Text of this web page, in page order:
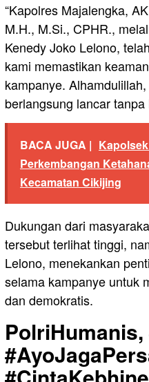
“Kapolres Majalengka,
M.H., M.Si., CPHR.,
Kenedy Joko Lelono,
kami memastikan
kampanye.
berlangsung lancar
BACA JUGA |
Perkembangan
Kecamatan Cikijing
Dukungan dari
tersebut terlihat tinggi,
Lelono, menekankan
selama kampanye untuk
dan demokratis.